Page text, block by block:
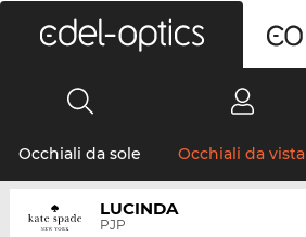
Occhiali da sole Occhiali da vista
LUCINDA
PJP